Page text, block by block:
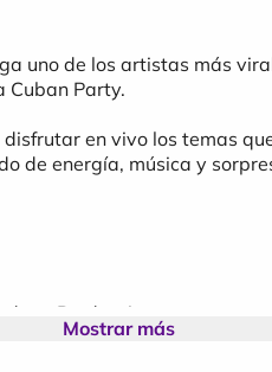
uno de los artistas más
Cuban Party.
en vivo los temas
de energía, música y
Producciones.
Mostrar más